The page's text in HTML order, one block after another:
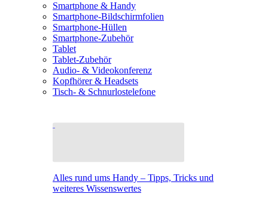
Smartphone & Handy
Smartphone-Bildschirmfolien
Smartphone-Hüllen
Smartphone-Zubehör
Tablet
Tablet-Zubehör
Audio- & Videokonferenz
Kopfhörer & Headsets
Tisch- & Schnurlostelefone
Alles rund ums Handy – Tipps, Tricks und
weiteres Wissenswertes